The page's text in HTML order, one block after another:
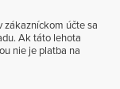
zákazníckom účte sa
Ak táto lehota
nie je platba na